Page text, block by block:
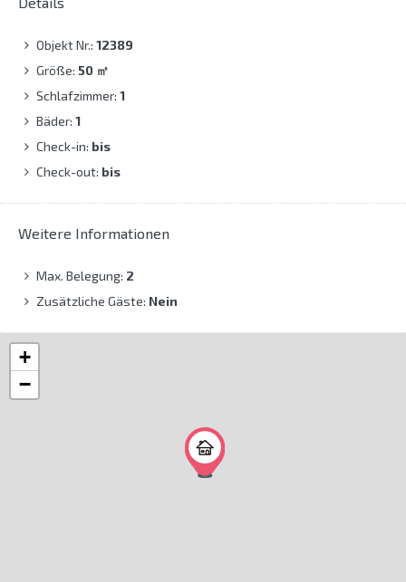
Objekt Nr.: 12389
Größe: 50 ㎡
Schlafzimmer: 1
Bäder: 1
Check-in: bis
Check-out: bis
Weitere Informationen
Max. Belegung: 2
Zusätzliche Gäste: Nein
+
−